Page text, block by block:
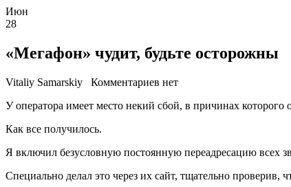
Июн
28
«Мегафон» чудит, будьте осторожны
Vitaliy Samarskiy
Комментариев нет
У оператора имеет место некий сбой, в причинах
Как все получилось.
Я включил безусловную постоянную переадресацию всех
Специально делал это через их сайт, тщательно проверив,